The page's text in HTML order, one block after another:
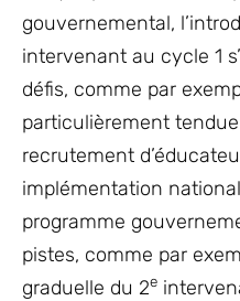
gouvernemental,
intervenant au cycle 1
défis, comme par
particulièrement
recrutement
implémentation
programme
pistes, comme par
graduelle du 2e